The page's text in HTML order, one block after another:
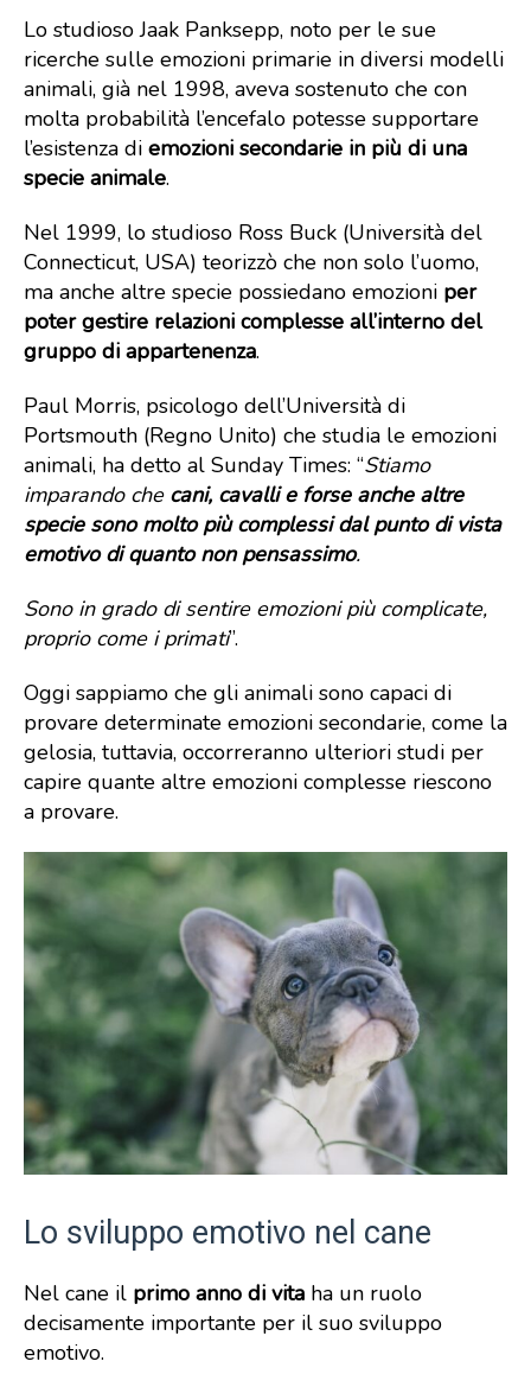
Lo studioso Jaak Panksepp, noto per le sue
ricerche sulle emozioni primarie in diversi modelli
animali, già nel 1998, aveva sostenuto che con
molta probabilità l’encefalo potesse supportare
l’esistenza di emozioni secondarie in più di una
specie animale.
Nel 1999, lo studioso Ross Buck (Università del
Connecticut, USA) teorizzò che non solo l’uomo,
ma anche altre specie possiedano emozioni per
poter gestire relazioni complesse all’interno del
gruppo di appartenenza.
Paul Morris, psicologo dell’Università di
Portsmouth (Regno Unito) che studia le emozioni
animali, ha detto al Sunday Times: “Stiamo
imparando checani, cavalli e forse anche altre
specie sono molto più complessi dal punto di vista
emotivo di quanto non pensassimo.
Sono in grado di sentire emozioni più complicate,
proprio come i primati”.
Oggi sappiamo che gli animali sono capaci di
provare determinate emozioni secondarie, come la
gelosia, tuttavia, occorreranno ulteriori studi per
capire quante altre emozioni complesse riescono
a provare.
Lo sviluppo emotivo nel cane
Nel cane il primo anno di vita ha un ruolo
decisamente importante per il suo sviluppo
emotivo.